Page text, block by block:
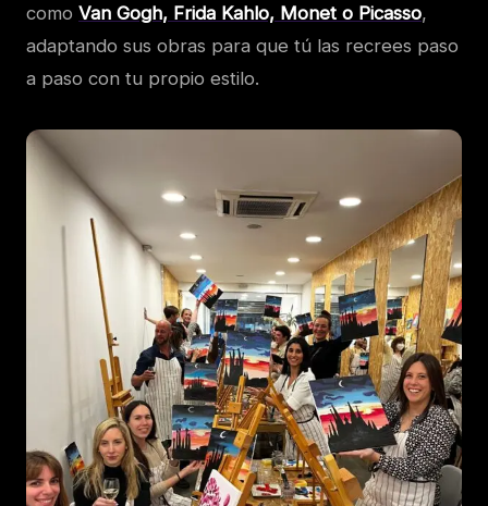
como Van Gogh, Frida Kahlo, Monet o Picasso,
adaptando sus obras para que tú las recrees paso
a paso con tu propio estilo.